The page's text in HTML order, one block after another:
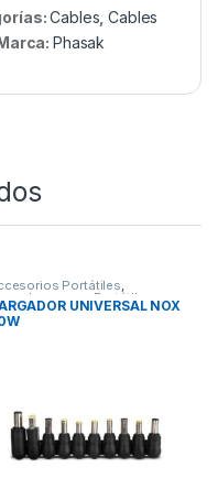
Cables ,Cables
Phasak
Portátiles,
para Portátiles,
UNIVERSAL NOX